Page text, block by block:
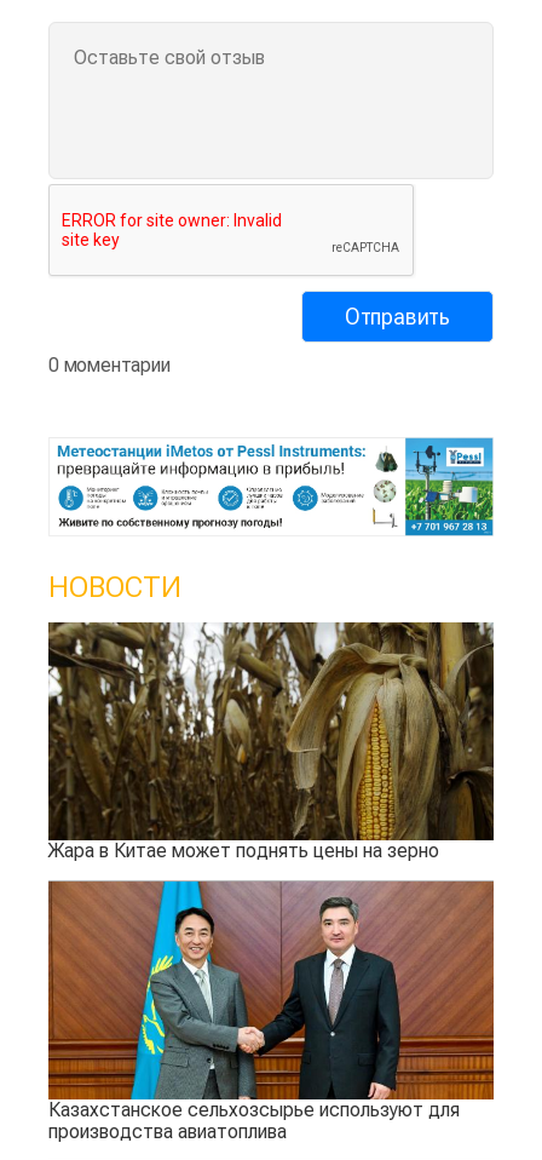
0 моментарии
НОВОСТИ
Жара в Китае может поднять цены на зерно
Казахстанское сельхозсырье используют для
производства авиатоплива